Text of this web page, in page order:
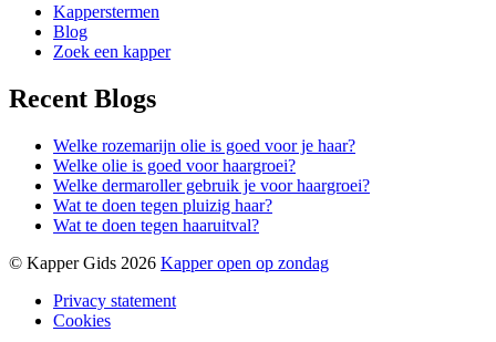
Kapperstermen
Blog
Zoek een kapper
Recent Blogs
Welke rozemarijn olie is goed voor je haar?
Welke olie is goed voor haargroei?
Welke dermaroller gebruik je voor haargroei?
Wat te doen tegen pluizig haar?
Wat te doen tegen haaruitval?
© Kapper Gids 2026 Kapper open op zondag
Privacy statement
Cookies